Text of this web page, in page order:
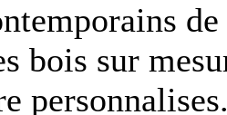
bois sur